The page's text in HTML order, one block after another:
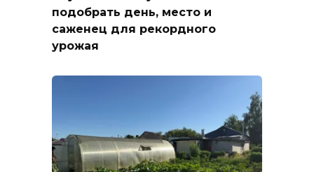
подобрать день, место и
саженец для рекордного
урожая